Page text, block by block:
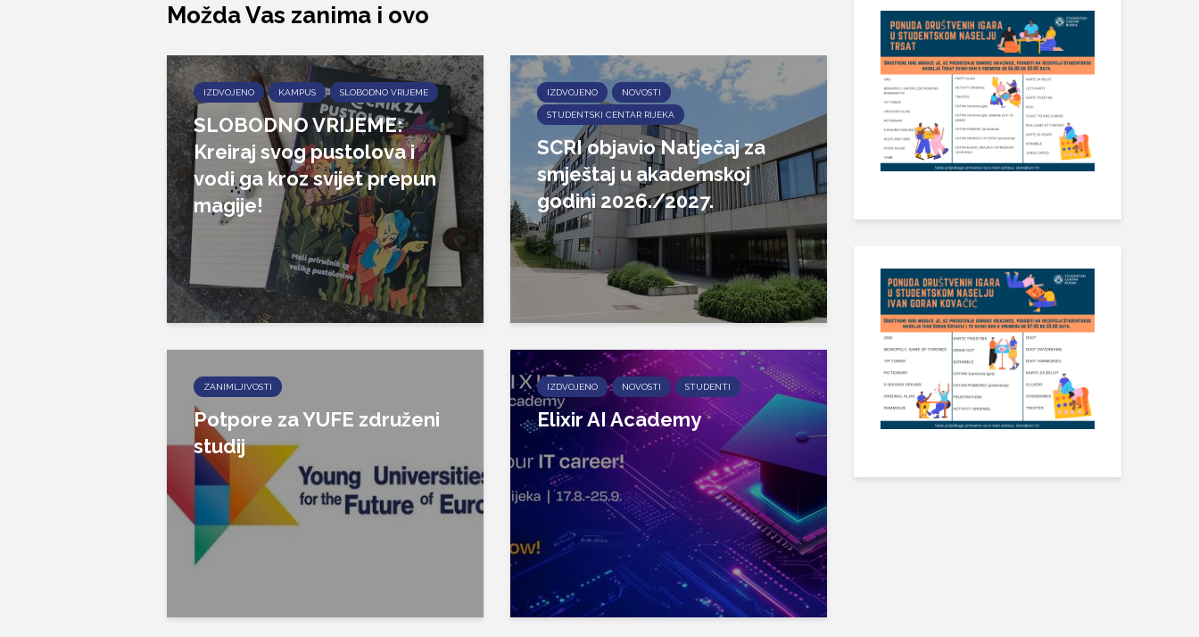
Možda Vas zanima i ovo
IZDVOJENO KAMPUS SLOBODNO VRIJEME
SLOBODNO VRIJEME:
Kreiraj svog pustolova i
vodi ga kroz svijet prepun
magije!
IZDVOJENO NOVOSTI
STUDENTSKI CENTAR RIJEKA
SCRI objavio Natječaj za
smještaj u akademskoj
godini 2026./2027.
ZANIMLJIVOSTI
Potpore za YUFE združeni
studij
IZDVOJENO NOVOSTI STUDENTI
Elixir AI Academy